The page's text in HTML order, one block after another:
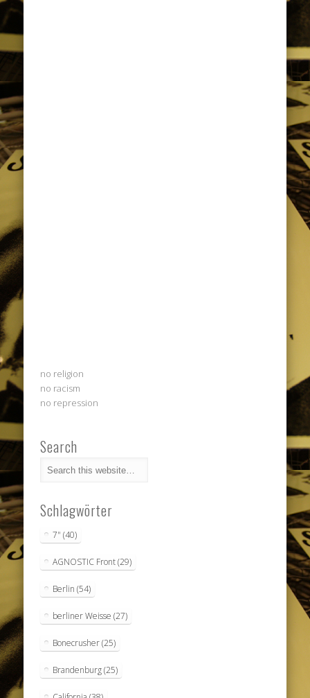
no religion
no racism
no repression
Search
Schlagwörter
7" (40)
AGNOSTIC Front(29)
Berlin (54)
berliner Weisse (27)
Bonecrusher(25)
Brandenburg(25)